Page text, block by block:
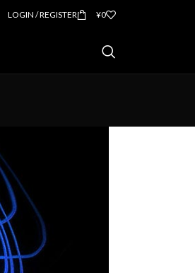
LOGIN / REGISTER ¥0